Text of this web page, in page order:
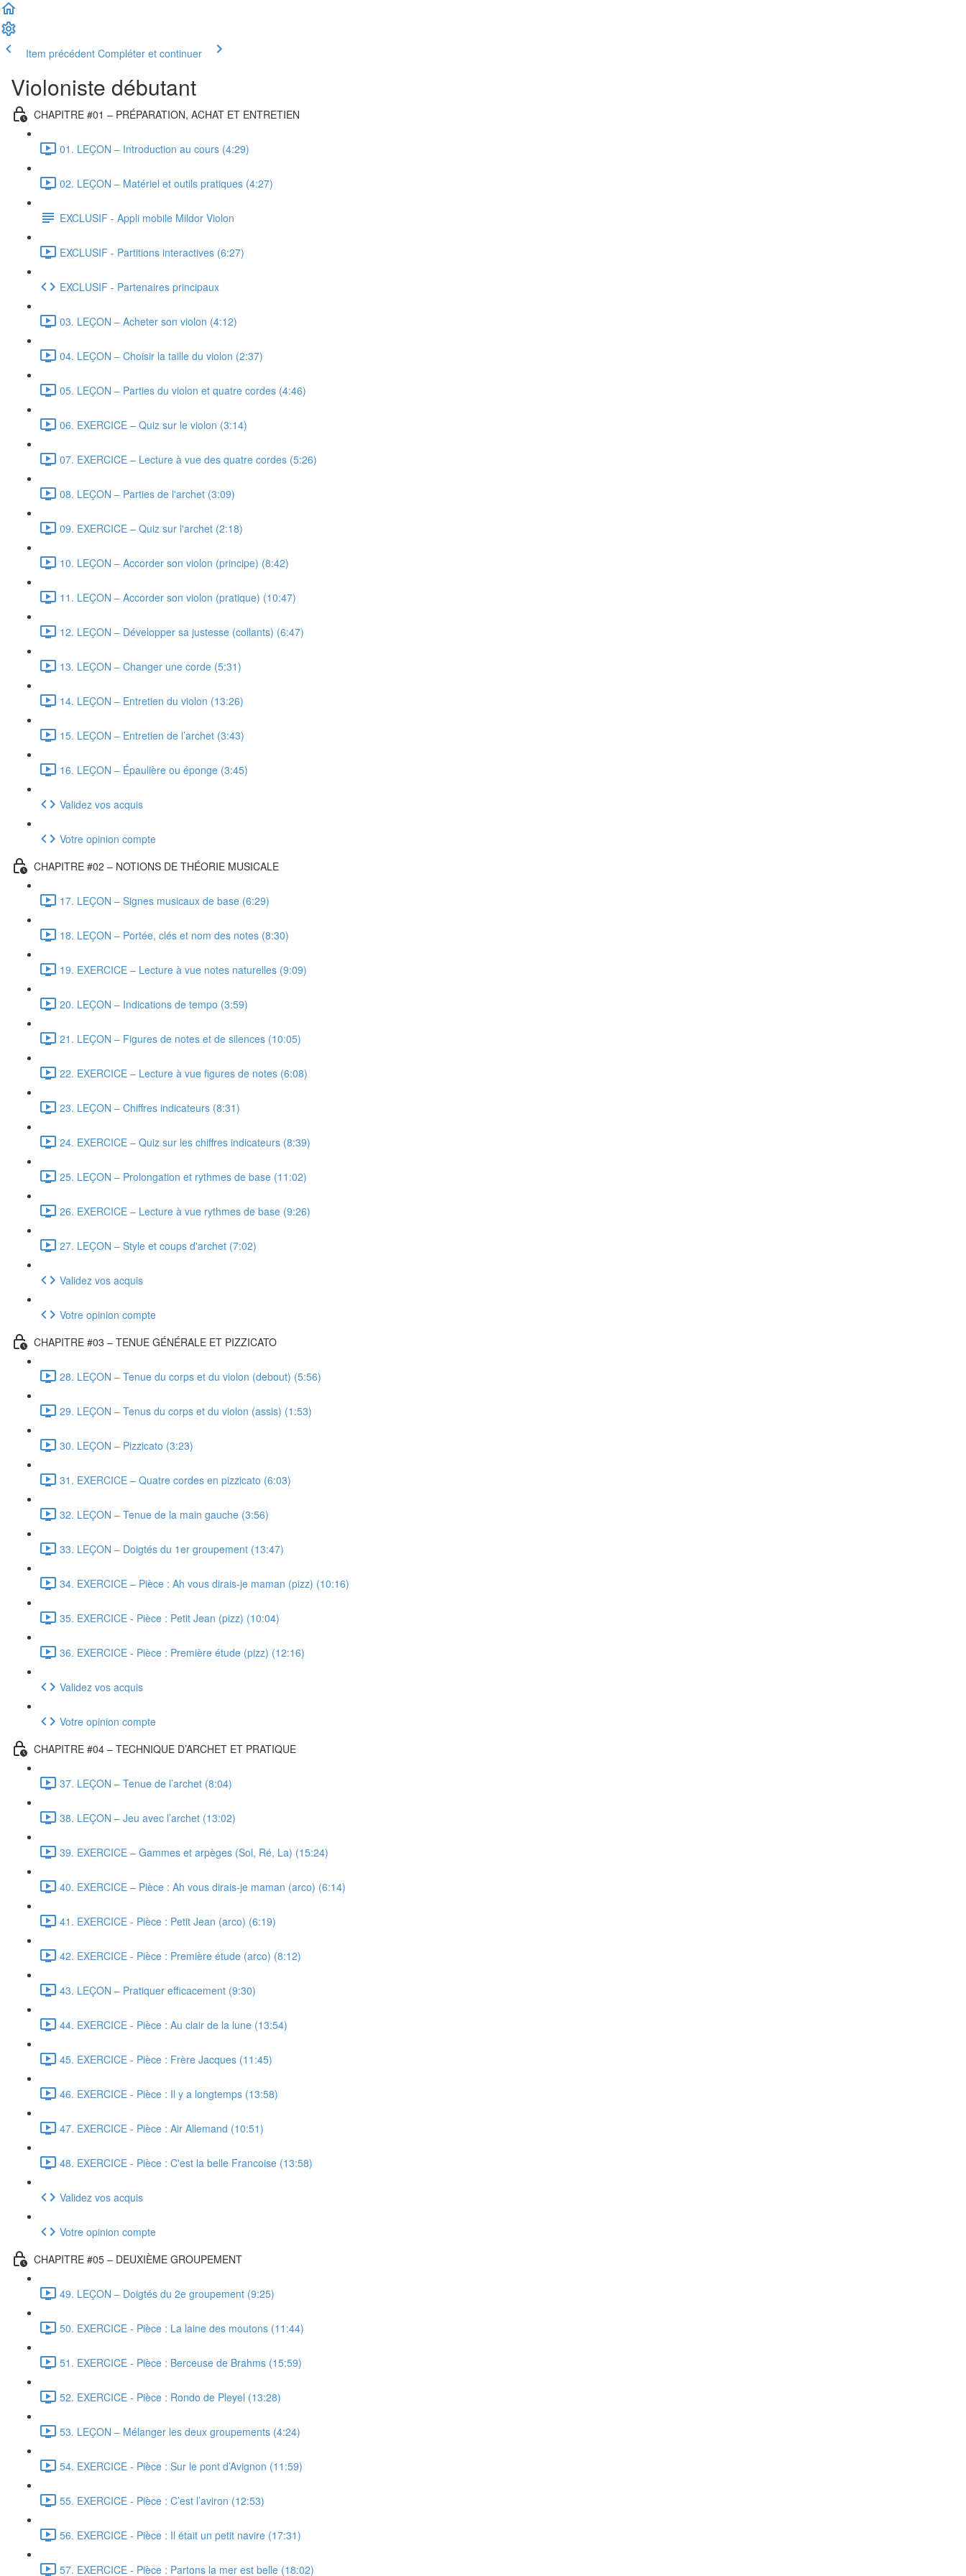
Item précédent Compléter et continuer
Violoniste débutant
CHAPITRE #01 – PRÉPARATION, ACHAT ET ENTRETIEN
01. LEÇON – Introduction au cours (4:29)
02. LEÇON – Matériel et outils pratiques (4:27)
EXCLUSIF - Appli mobile Mildor Violon
EXCLUSIF - Partitions interactives (6:27)
EXCLUSIF - Partenaires principaux
03. LEÇON – Acheter son violon (4:12)
04. LEÇON – Choisir la taille du violon (2:37)
05. LEÇON – Parties du violon et quatre cordes (4:46)
06. EXERCICE – Quiz sur le violon (3:14)
07. EXERCICE – Lecture à vue des quatre cordes (5:26)
08. LEÇON – Parties de l'archet (3:09)
09. EXERCICE – Quiz sur l'archet (2:18)
10. LEÇON – Accorder son violon (principe) (8:42)
11. LEÇON – Accorder son violon (pratique) (10:47)
12. LEÇON – Développer sa justesse (collants) (6:47)
13. LEÇON – Changer une corde (5:31)
14. LEÇON – Entretien du violon (13:26)
15. LEÇON – Entretien de l’archet (3:43)
16. LEÇON – Épaulière ou éponge (3:45)
Validez vos acquis
Votre opinion compte
CHAPITRE #02 – NOTIONS DE THÉORIE MUSICALE
17. LEÇON – Signes musicaux de base (6:29)
18. LEÇON – Portée, clés et nom des notes (8:30)
19. EXERCICE – Lecture à vue notes naturelles (9:09)
20. LEÇON – Indications de tempo (3:59)
21. LEÇON – Figures de notes et de silences (10:05)
22. EXERCICE – Lecture à vue figures de notes (6:08)
23. LEÇON – Chiffres indicateurs (8:31)
24. EXERCICE – Quiz sur les chiffres indicateurs (8:39)
25. LEÇON – Prolongation et rythmes de base (11:02)
26. EXERCICE – Lecture à vue rythmes de base (9:26)
27. LEÇON – Style et coups d'archet (7:02)
Validez vos acquis
Votre opinion compte
CHAPITRE #03 – TENUE GÉNÉRALE ET PIZZICATO
28. LEÇON – Tenue du corps et du violon (debout) (5:56)
29. LEÇON – Tenus du corps et du violon (assis) (1:53)
30. LEÇON – Pizzicato (3:23)
31. EXERCICE – Quatre cordes en pizzicato (6:03)
32. LEÇON – Tenue de la main gauche (3:56)
33. LEÇON – Doigtés du 1er groupement (13:47)
34. EXERCICE – Pièce : Ah vous dirais-je maman (pizz) (10:16)
35. EXERCICE - Pièce : Petit Jean (pizz) (10:04)
36. EXERCICE - Pièce : Première étude (pizz) (12:16)
Validez vos acquis
Votre opinion compte
CHAPITRE #04 – TECHNIQUE D’ARCHET ET PRATIQUE
37. LEÇON – Tenue de l’archet (8:04)
38. LEÇON – Jeu avec l’archet (13:02)
39. EXERCICE – Gammes et arpèges (Sol, Ré, La) (15:24)
40. EXERCICE – Pièce : Ah vous dirais-je maman (arco) (6:14)
41. EXERCICE - Pièce : Petit Jean (arco) (6:19)
42. EXERCICE - Pièce : Première étude (arco) (8:12)
43. LEÇON – Pratiquer efficacement (9:30)
44. EXERCICE - Pièce : Au clair de la lune (13:54)
45. EXERCICE - Pièce : Frère Jacques (11:45)
46. EXERCICE - Pièce : Il y a longtemps (13:58)
47. EXERCICE - Pièce : Air Allemand (10:51)
48. EXERCICE - Pièce : C'est la belle Francoise (13:58)
Validez vos acquis
Votre opinion compte
CHAPITRE #05 – DEUXIÈME GROUPEMENT
49. LEÇON – Doigtés du 2e groupement (9:25)
50. EXERCICE - Pièce : La laine des moutons (11:44)
51. EXERCICE - Pièce : Berceuse de Brahms (15:59)
52. EXERCICE - Pièce : Rondo de Pleyel (13:28)
53. LEÇON – Mélanger les deux groupements (4:24)
54. EXERCICE - Pièce : Sur le pont d’Avignon (11:59)
55. EXERCICE - Pièce : C’est l’aviron (12:53)
56. EXERCICE - Pièce : Il était un petit navire (17:31)
57. EXERCICE - Pièce : Partons la mer est belle (18:02)